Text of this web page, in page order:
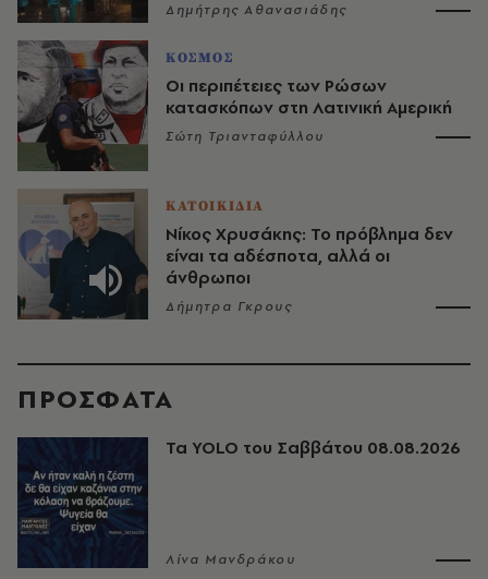
Δημήτρης Αθανασιάδης
ΚΟΣΜΟΣ
Οι περιπέτειες των Ρώσων
κατασκόπων στη Λατινική Αμερική
Σώτη Τριανταφύλλου
ΚΑΤΟΙΚΙΔΙΑ
Νίκος Χρυσάκης: Το πρόβλημα δεν
είναι τα αδέσποτα, αλλά οι
άνθρωποι
Δήμητρα Γκρους
ΠΡΟΣΦΑΤΑ
Τα YOLO του Σαββάτου 08.08.2026
Λίνα Μανδράκου